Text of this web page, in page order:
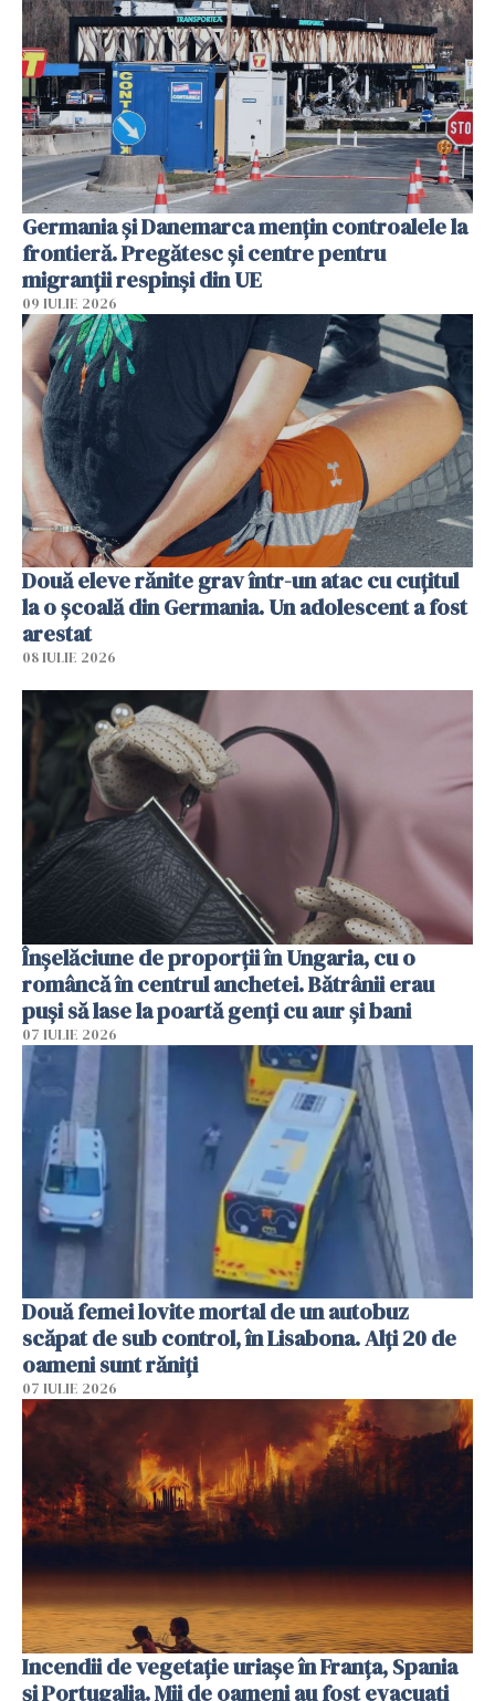
Germania și Danemarca mențin controalele la
frontieră. Pregătesc și centre pentru
migranții respinși din UE
09 IULIE 2026
Două eleve rănite grav într-un atac cu cuțitul
la o școală din Germania. Un adolescent a fost
arestat
08 IULIE 2026
Înșelăciune de proporții în Ungaria, cu o
româncă în centrul anchetei. Bătrânii erau
puși să lase la poartă genți cu aur și bani
07 IULIE 2026
Două femei lovite mortal de un autobuz
scăpat de sub control, în Lisabona. Alți 20 de
oameni sunt răniți
07 IULIE 2026
Incendii de vegetație uriașe în Franța, Spania
și Portugalia. Mii de oameni au fost evacuați